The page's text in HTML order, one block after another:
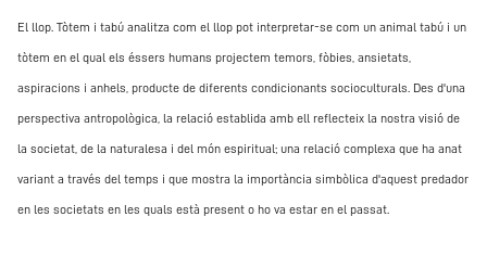
El llop. Tòtem i tabú analitza com el llop pot interpretar-se com un animal tabú i un
tòtem en el qual els éssers humans projectem temors, fòbies, ansietats,
aspiracions i anhels, producte de diferents condicionants socioculturals. Des d'una
perspectiva antropològica, la relació establida amb ell reflecteix la nostra visió de
la societat, de la naturalesa i del món espiritual; una relació complexa que ha anat
variant a través del temps i que mostra la importància simbòlica d'aquest predador
en les societats en les quals està present o ho va estar en el passat.